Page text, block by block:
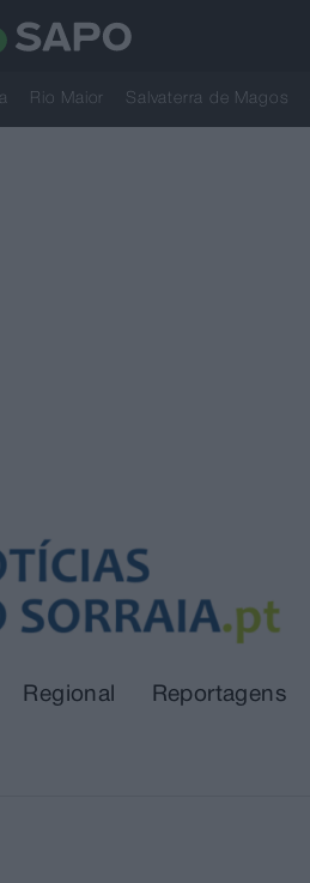
Rio Maior Salvaterra de Magos
Regional Reportagens